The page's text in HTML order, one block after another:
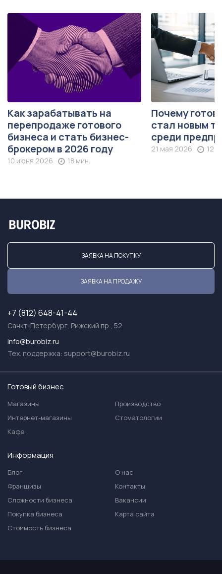
Как зарабатывать на
перепродаже готового
бизнеса и стать бизнес-
брокером в 2026 году
10 июня 2026 18 мин.
Почему
стал новым
среди
21 мая 2026 12
ЗАЯВКА НА ПОКУПКУ
ЗАЯВКА НА ПРОДАЖУ
+7 (812) 648-41-44
Санкт-Петербург, Рижский пр., 52
info@burobiz.ru
Тех. поддержка: support@burobiz.ru
Готовый бизнес
Магазины
Интернет-магазины
Кафе
Производство
Стоматологии
Информация
Блог
Франшизы
Сложности бизнеса
Покупка бизнеса
Стоимость бизнеса
О нас
Контакты
Вакансии
Карта сайта